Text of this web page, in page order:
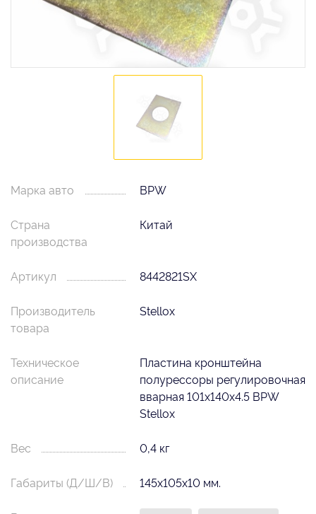
Марка авто BPW
Страна
производства
Китай
Артикул 8442821SX
Производитель
товара
Stellox
Техническое
описание
Пластина кронштейна
полурессоры регулировочная
вварная 101x140x4.5 BPW
Stellox
Вес 0,4 кг
Габариты (Д/Ш/В) 145х105х10 мм.